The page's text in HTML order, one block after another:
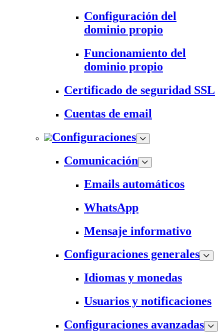
Configuración del
dominio propio
Funcionamiento del
dominio propio
Certificado de seguridad SSL
Cuentas de email
Configuraciones
Comunicación
Emails automáticos
WhatsApp
Mensaje informativo
Configuraciones generales
Idiomas y monedas
Usuarios y notificaciones
Configuraciones avanzadas